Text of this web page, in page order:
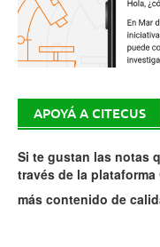
APOYÁ A CITECUS
Si te gustan las notas
través de la
más contenido de